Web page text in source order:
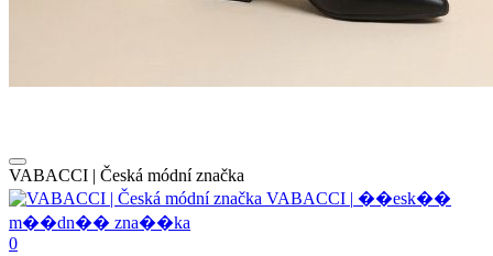
VABACCI | Česká módní značka
VABACCI | ��esk��
m��dn�� zna��ka
0